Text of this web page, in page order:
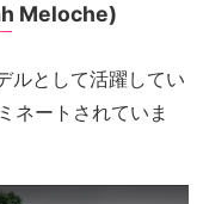
Meloche)
ルとして活躍してい
ネートされていま